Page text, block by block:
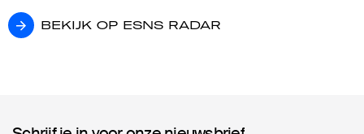
BEKIJK OP ESNS RADAR
BEKIJK OP ESNS RADAR